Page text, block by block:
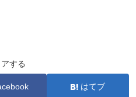
する
はてブ